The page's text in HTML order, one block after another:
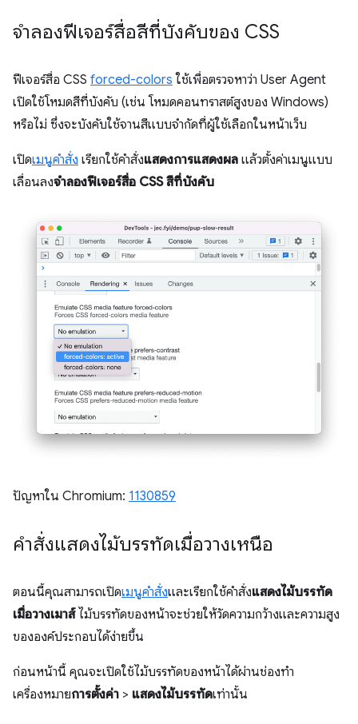
จำลองฟีเจอร์สื่อสีที่บังคับของ CSS
ฟีเจอร์สื่อ CSS forced-colors ใช้เพื่อตรวจหาว่า User Agent
เปิดใช้โหมดสีที่บังคับ (เช่น โหมดคอนทราสต์สูงของ Windows)
หรือไม่ ซึ่งจะบังคับใช้จานสีแบบจำกัดที่ผู้ใช้เลือกในหน้าเว็บ
เปิดเมนูคำสั่ง เรียกใช้คำสั่งแสดงการแสดงผล แล้วตั้งค่าเมนูแบบ
เลื่อนลงจำลองฟีเจอร์สื่อ CSS สีที่บังคับ
ปัญหาใน Chromium: 1130859
คำสั่งแสดงไม้บรรทัดเมื่อวางเหนือ
ตอนนี้คุณสามารถเปิดเมนูคำสั่งและเรียกใช้คำสั่งแสดงไม้บรรทัด
เมื่อวางเมาส์ไม้บรรทัดของหน้าจะช่วยให้วัดความกว้างและความสูง
ขององค์ประกอบได้ง่ายขึ้น
ก่อนหน้านี้ คุณจะเปิดใช้ไม้บรรทัดของหน้าได้ผ่านช่องทำ
เครื่องหมายการตั้งค่า > แสดงไม้บรรทัดเท่านั้น